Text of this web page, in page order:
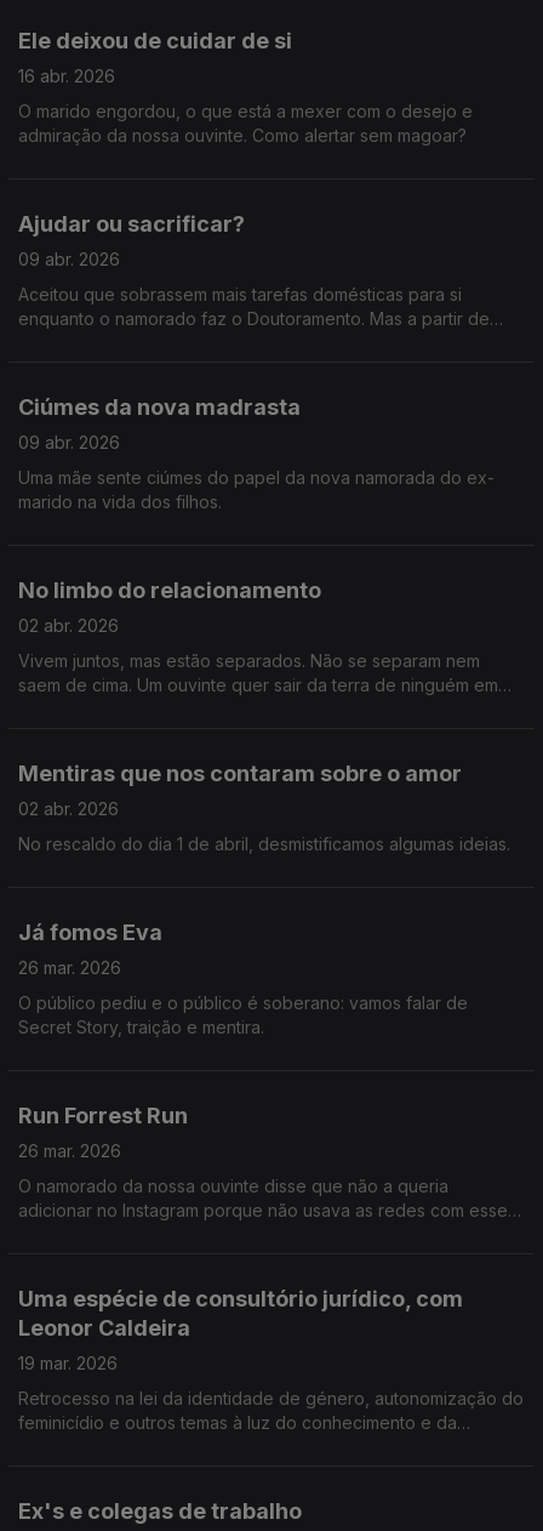
Ele deixou de cuidar de si
16 abr. 2026
O marido engordou, o que está a mexer com o desejo e
admiração da nossa ouvinte. Como alertar sem magoar?
Ajudar ou sacrificar?
09 abr. 2026
Aceitou que sobrassem mais tarefas domésticas para si
enquanto o namorado faz o Doutoramento. Mas a partir de
Ciúmes da nova madrasta
09 abr. 2026
Uma mãe sente ciúmes do papel da nova namorada do ex-
marido na vida dos filhos.
No limbo do relacionamento
02 abr. 2026
Vivem juntos, mas estão separados. Não se separam nem
saem de cima. Um ouvinte quer sair da terra de ninguém em
Mentiras que nos contaram sobre o amor
02 abr. 2026
No rescaldo do dia 1 de abril, desmistificamos algumas ideias.
Já fomos Eva
26 mar. 2026
O público pediu e o público é soberano: vamos falar de
Secret Story, traição e mentira.
Run Forrest Run
26 mar. 2026
O namorado da nossa ouvinte disse que não a queria
adicionar no Instagram porque não usava as redes com esse
Uma espécie de consultório jurídico, com
Leonor Caldeira
19 mar. 2026
Retrocesso na lei da identidade de género, autonomização do
feminicídio e outros temas à luz do conhecimento e da
Ex's e colegas de trabalho